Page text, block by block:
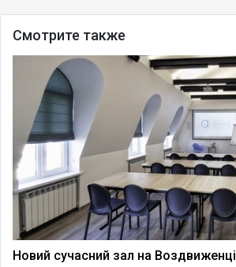
Смотрите также
Новий сучасний зал на Воздвиженці